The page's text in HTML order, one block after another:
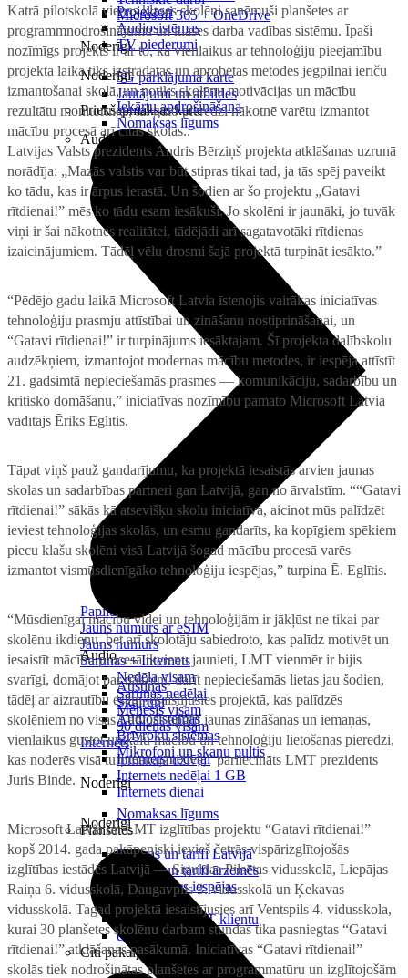
Microsoft 365 + OneDrive
Noderīgi
5G pārklājuma karte
Jautājumi un atbildes
Priekšapmaksas karte
Papildināt
Jauns numurs ar eSIM
Jauns numurs
Sarunas + Internets
Nedēļa visam
Sarunas nedēļai
Mēnesis visam
90 dienas visam
Internets
Internets nedēļai
Internets nedēļai 1 GB
Internets dienai
Noderīgi
Maksas un tarifi Latvijā
Maksas un tarifi ārzemēs
LMT Kartes iespējas
Kur nopirkt
Kā kļūt par LMT klientu
eSIM tehnoloģija
Citi pakalpojumi
Projektori
Audiosistēmas
TV piederumi
Noderīgi
Iekārtu apdrošināšana
Nomaksas līgums
Audio
Audio
Austiņas
Skaļruņi
Audiosistēmas
Brīvroku sistēmas
Mikrofoni un skaņu pultis
Noderīgi
Nomaksas līgums
Planšetes
Katrā pilotskolā vienas klases skolēni saņēmuši planšetes ar
programmnodrošinājumu un klases darba vadības sistēmu. Īpaši
nozīmīgs projekts ir ar to, ka vienlaikus ar tehnoloģiju pieejamību
projekta laikā tiks izstrādātas un aprobētas metodes jēgpilnai ierīču
izmantošanai skolā, un notiks skolēnu motivācijas un mācību
rezultātu monitorings, lai gūto pieredzi nākotnē varētu izmantot
mācību procesā arī citās skolās..
Latvijas Valsts prezidents Andris Bērziņš projekta atklāšanas uzrunā
norādīja: „Mazās valstis var būt stipras tikai tad, ja tās spēj paveikt
ko tādu, kas ir ārpus ierastā. Un šodien ar šo projektu „Gatavi
rītdienai!” mēs ko tādu esam iesākuši. Jo skolēni ir jaunāki, jo tuvāk
viņi ir šai nākotnes realitātei, tādējādi arī sagatavotāki rītdienas
izaicinājumiem. Tādēļ vēlu drosmi šajā projektā turpināt iesākto.”
“Pēdējo gadu laikā Microsoft Latvia īstenojis vairākas iniciatīvas
tehnoloģiju prasmju attīstībai un zināšanu nostiprināšanai, un
“Gatavi rītdienai!” ir turpinājums iesāktajam. Šī projekta dalībskolu
audzēkņiem, izmantojot modernas mācību metodes, ir iespēja attīstīt
21. gadsimtā nepieciešamās prasmes — komunikāciju, sadarbību un
kritisko domāšanu,” iniciatīvas nozīmību pamato Microsoft Latvia
vadītājs Ēriks Eglītis.
Tāpat viņš pauž gandarījumu, ka projektā iesaistās arvien jaunas
skolas un sadarbības partneri gan Latvijā, gan no ārvalstīm. ““Gatavi
rītdienai!” sākās kā atsevišķu skolu iniciatīva, aicinot mūs palīdzēt
ieviest tehnoloģijas skolās, un esmu gandarīts, ka kopīgiem spēkiem
piecu klašu skolēni visā Latvijā šogad mācību procesā varēs
izmantot vismūsdienīgāko tehnoloģiju iespējas,” turpina Ē. Eglītis.
“Mūsdienīgai mācību videi un tehnoloģijām ir jākļūst ne tikai par
skolēnu ikdienu, bet arī skolotāju sabiedroto, kas palīdz motivēt un
iesaistīt mācību procesā ikvienu jaunieti, LMT vienmēr ir bijis
svarīgi, domājot par nākotni, darīt nepieciešamās lietas jau šodien,
tādēļ ar aizrautību esam iesaistījušies projektā, kas palīdzēs
skolēniem no visas Latvijas apgūt jaunas zināšanas un iemaņas,
vienlaikus gūstot unikālu mācību un tehnoloģiju lietošanas pieredzi,
kas noderēs visā turpmākajā dzīvē,” pārliecināts LMT prezidents
Juris Binde.
Microsoft Latvia un LMT izglītības projektu “Gatavi rītdienai!”
kopš 2014. gada pakāpeniski ievieš četrās vispārizglītojošās
izglītības iestādēs Latvijā — Siguldas Pilsētas vidusskolā, Liepājas
Raiņa 6. vidusskolā, Daugavpils 3. vidusskolā un Ķekavas
vidusskolā. Tagad projektā iesaistījusies arī Ventspils 4. vidusskola,
kurai 30 planšetes skolēnu darbam stundās tika pasniegtas “Gatavi
rītdienai!” atklāšanas pasākumā. Iniciatīvas “Gatavi rītdienai!”
skolās tiek nodrošinātas planšetes ar programmatūru un izglītojošām